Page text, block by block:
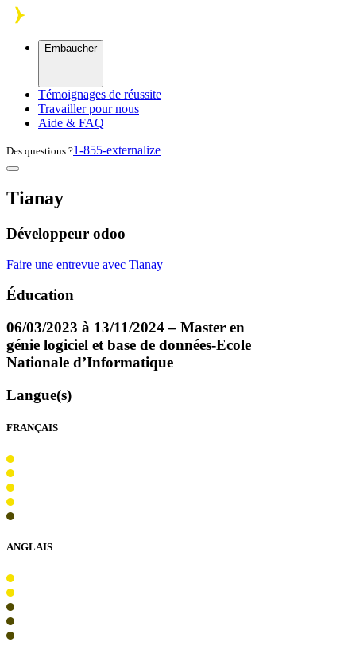
Skip to main content
Embaucher
Témoignages de réussite
Travailler pour nous
Aide & FAQ
Des questions ?1-855-externalize
Tianay
Développeur odoo
Faire une entrevue avec Tianay
Éducation
06/03/2023 à 13/11/2024 – Master en
génie logiciel et base de données-Ecole
Nationale d’Informatique
Langue(s)
FRANÇAIS
ANGLAIS